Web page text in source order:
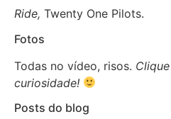
Ride, Twenty One Pilots.
Fotos
Todas no vídeo, risos.
curiosidade!
Posts do blog